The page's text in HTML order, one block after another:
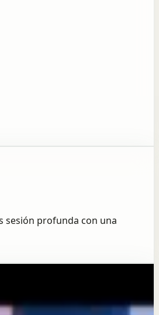
sesión profunda con una